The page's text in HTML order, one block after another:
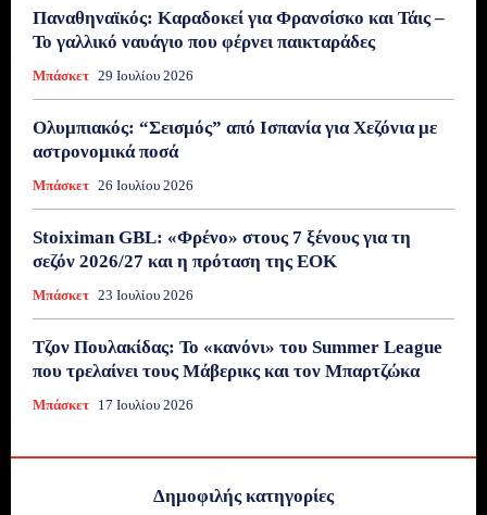
Παναθηναϊκός: Καραδοκεί για Φρανσίσκο και Τάις –
Το γαλλικό ναυάγιο που φέρνει παικταράδες
Μπάσκετ 29 Ιουλίου 2026
Ολυμπιακός: “Σεισμός” από Ισπανία για Χεζόνια με
αστρονομικά ποσά
Μπάσκετ 26 Ιουλίου 2026
Stoiximan GBL: «Φρένο» στους 7 ξένους για τη
σεζόν 2026/27 και η πρόταση της ΕΟΚ
Μπάσκετ 23 Ιουλίου 2026
Τζον Πουλακίδας: Το «κανόνι» του Summer League
που τρελαίνει τους Μάβερικς και τον Μπαρτζώκα
Μπάσκετ 17 Ιουλίου 2026
Δημοφιλής κατηγορίες